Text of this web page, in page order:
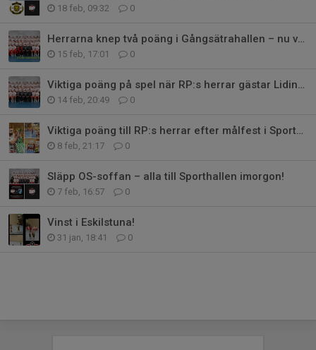
18 feb, 09:32 0
Herrarna knep två poäng i Gångsätrahallen – nu väntar derbyfest!
15 feb, 17:01 0
Viktiga poäng på spel när RP:s herrar gästar Lidingö SK!
14 feb, 20:49 0
Viktiga poäng till RP:s herrar efter målfest i Sporthallen!
8 feb, 21:17 0
Släpp OS-soffan – alla till Sporthallen imorgon!
7 feb, 16:57 0
Vinst i Eskilstuna!
31 jan, 18:41 0